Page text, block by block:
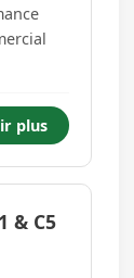
de
-
plus
& C5